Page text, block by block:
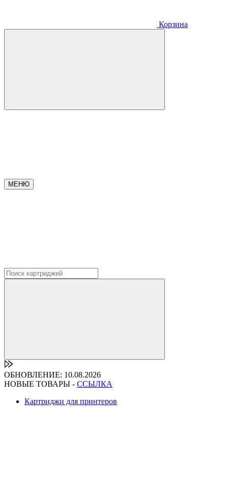
Корзина
МЕНЮ
ОБНОВЛЕНИЕ: 10.08.2026
НОВЫЕ ТОВАРЫ - ССЫЛКА
Картриджи для принтеров